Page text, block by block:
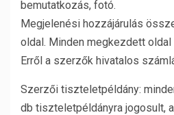
bemutatkozás, fotó.
Megjelenési hozzájárulás
oldal. Minden megkezdett
Erről a szerzők hivatalos
Szerzői tiszteletpéldány:
db tiszteletpéldányra jogosult,